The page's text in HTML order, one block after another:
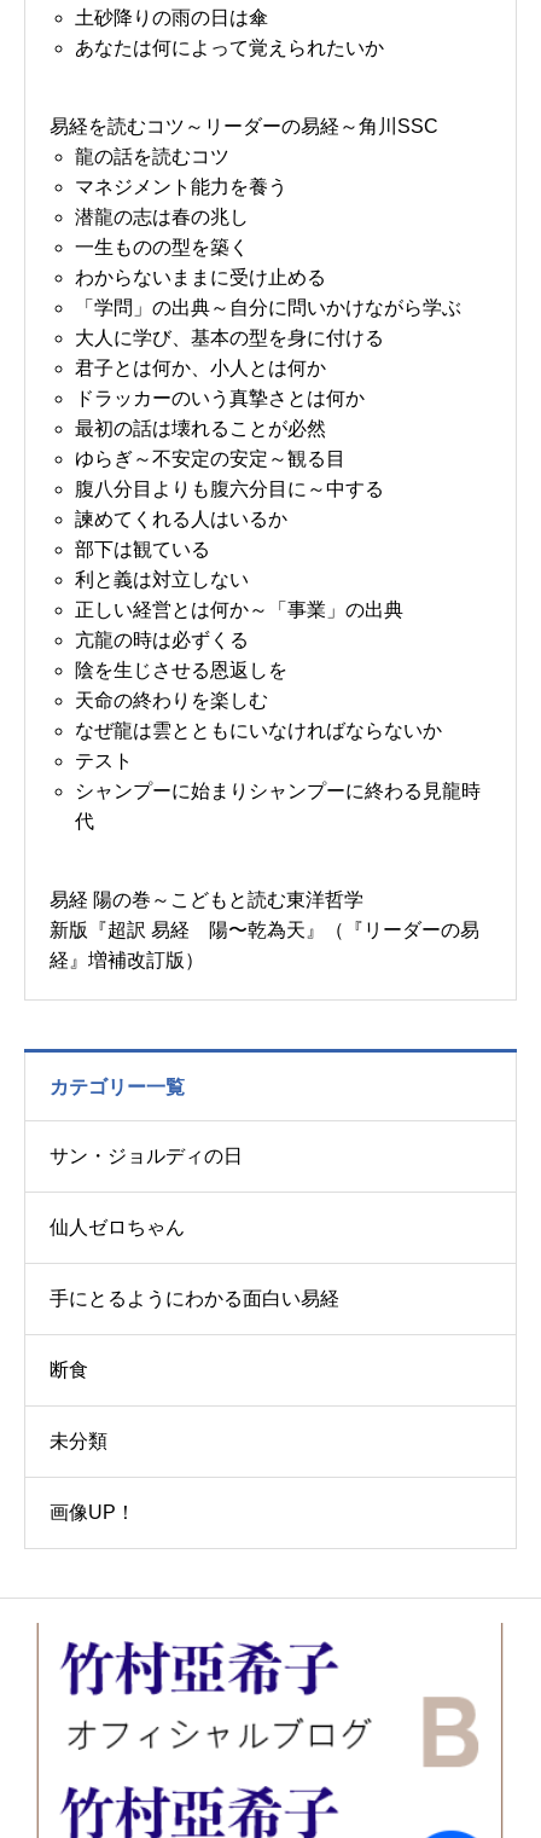
土砂降りの雨の日は傘
あなたは何によって覚えられたいか
易経を読むコツ～リーダーの易経～角川SSC
龍の話を読むコツ
マネジメント能力を養う
潜龍の志は春の兆し
一生ものの型を築く
わからないままに受け止める
「学問」の出典～自分に問いかけながら学ぶ
大人に学び、基本の型を身に付ける
君子とは何か、小人とは何か
ドラッカーのいう真摯さとは何か
最初の話は壊れることが必然
ゆらぎ～不安定の安定～観る目
腹八分目よりも腹六分目に～中する
諫めてくれる人はいるか
部下は観ている
利と義は対立しない
正しい経営とは何か～「事業」の出典
亢龍の時は必ずくる
陰を生じさせる恩返しを
天命の終わりを楽しむ
なぜ龍は雲とともにいなければならないか
テスト
シャンプーに始まりシャンプーに終わる見龍時
代
易経 陽の巻～こどもと読む東洋哲学
新版『超訳 易経 陽〜乾為天』（『リーダーの易
経』増補改訂版）
カテゴリー一覧
サン・ジョルディの日
仙人ゼロちゃん
手にとるようにわかる面白い易経
断食
未分類
画像UP！